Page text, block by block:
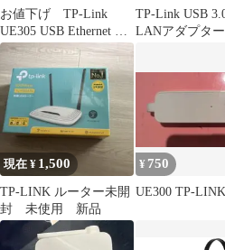
お値下げ TP-Link
UE305 USB Ethernet ア
ダプター
TP-Link USB
LANアダプタ
現在 ¥ 1,500
TP-LINK ルーター未開
封 未使用 新品
¥ 750
UE300 TP-LINK